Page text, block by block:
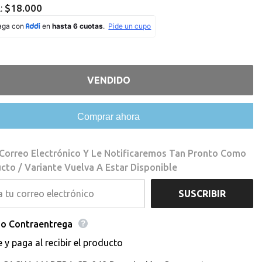
Missing
interpolation
value
&quot;producto&quot;
cantidad
$18.000
VENDIDO
Comprar ahora
Electrónico Y Le Notificaremos Tan Pronto Como
/ Variante Vuelva A Estar Disponible
SUSCRIBIR
Contraentrega
y paga al recibir el producto